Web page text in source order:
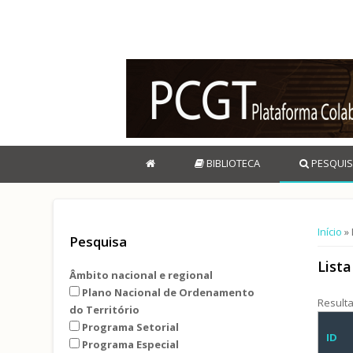
BIBLIOTECA
Está
Início »
ID
Pesquisa
Âmbito nacional e regional
Plano Nacional de Ordenamento
do Território
Programa Setorial
Programa Especial